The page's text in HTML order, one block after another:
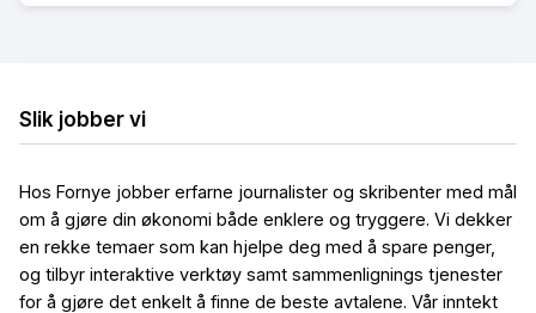
Slik jobber vi
Hos Fornye jobber erfarne journalister og skribenter med mål
om å gjøre din økonomi både enklere og tryggere. Vi dekker
en rekke temaer som kan hjelpe deg med å spare penger,
og tilbyr interaktive verktøy samt sammenlignings tjenester
for å gjøre det enkelt å finne de beste avtalene. Vår inntekt